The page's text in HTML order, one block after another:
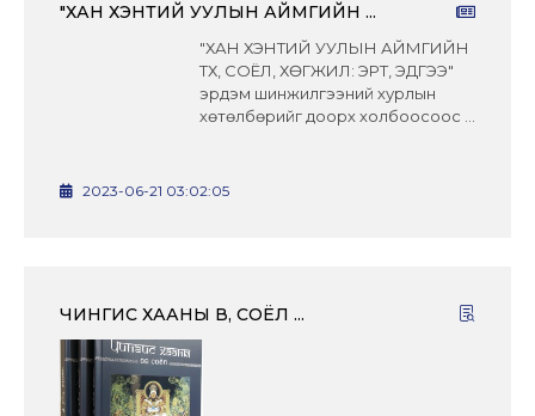
"ХАН ХЭНТИЙ УУЛЫН АЙМГИЙН ...
"ХАН ХЭНТИЙ УУЛЫН АЙМГИЙН
ТҮҮХ, СОЁЛ, ХӨГЖИЛ: ЭРТ, ЭДҮГЭЭ"
эрдэм шинжилгээний хурлын
хөтөлбөрийг доорх холбоосоос ...
2023-06-21 03:02:05
ЧИНГИС ХААНЫ ӨВ, СОЁЛ ...